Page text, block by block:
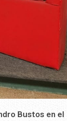
Bustos en el